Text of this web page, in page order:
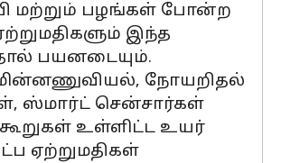
மற்றும் பழங்கள் போன்ற
இந்த
பயனடையும்.
மின்னணுவியல், நோயறிதல்
ஸ்மார்ட் சென்சார்கள்
கூறுகள் உள்ளிட்ட உயர்
ஏற்றுமதிகள்